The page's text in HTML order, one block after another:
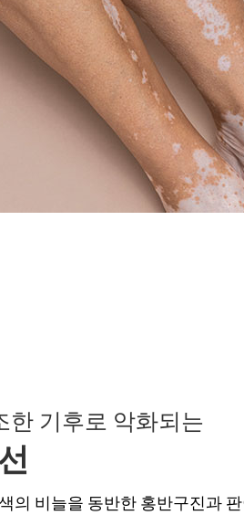
한 기후로 악화되는
의 비늘을 동반한 홍반구진과